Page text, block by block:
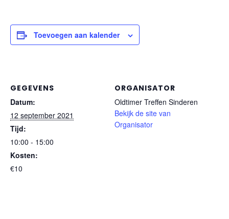
Toevoegen aan kalender
GEGEVENS
Datum:
12 september 2021
Tijd:
10:00 - 15:00
Kosten:
€10
ORGANISATOR
Oldtimer Treffen Sinderen
Bekijk de site van
Organisator